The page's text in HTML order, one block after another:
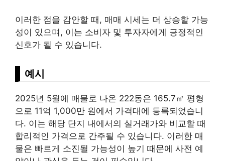
이러한 점을 감안할 때, 매매 시세는 더 상승할 가능
성이 있으며, 이는 소비자 및 투자자에게 긍정적인
신호가 될 수 있습니다.
예시
2025년 5월에 매물로 나온 222동은 165.7㎡ 평형
으로 11억 1,000만 원에서 가격대에 등록되었습니
다. 이는 해당 단지 내에서의 실거래가와 비교할 때
합리적인 가격으로 간주될 수 있습니다. 이러한 매
물은 빠르게 소진될 가능성이 높기 때문에 사전 예